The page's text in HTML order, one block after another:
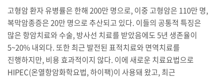
고형암 환자 유병률은 한해 200만 명으로, 이중 고형암은 110만 명,
복막암종증은 20만 명으로 추산되고 있다. 이들의 공통적 특징은
많은 항암치료와 수술, 방사선 치료를 받았음에도 5년 생존율이
5~20% 내외다. 또한 최근 발전된 표적치료와 면역치료를
진행하지만, 비용 효과적이지 않다. 이에 새로운 치료요법으로
HIPEC(온열항암화학요법, 하이팩)이 사용돼 왔고, 최근